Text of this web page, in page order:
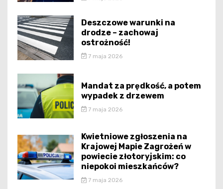
Deszczowe warunki na
drodze – zachowaj
ostrożność!
7 maja 2026
Mandat za prędkość, a potem
wypadek z drzewem
7 maja 2026
Kwietniowe zgłoszenia na
Krajowej Mapie Zagrożeń w
powiecie złotoryjskim: co
niepokoi mieszkańców?
7 maja 2026